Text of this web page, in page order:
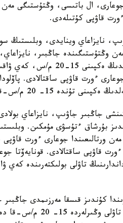
ال باتىسى، وڭتۇستىگى
ءورت قاۋپى كۇتىلەدى.
نايزاعاي وينايدى، وبلىستىڭ
وڭتۇستىگىندە جاڭبىر،
ءورت قاۋپى ساقتالادى.
20 م/س-قا دەيىن كۇشەيەدى.
جاڭبىر جاۋىپ، نايزاعاي
بۇرشاق ءتۇسۋى مۇمكىن.
ورتالىعىندا جوعارى ءورت قاۋپى
قاۋپى ساقتالادى. قونايەۆتا
تاۋلى بولىكتەرىندە كەي
كۇندىز قىسقا مەرزىمدى
شىعىستان سوعاتىن